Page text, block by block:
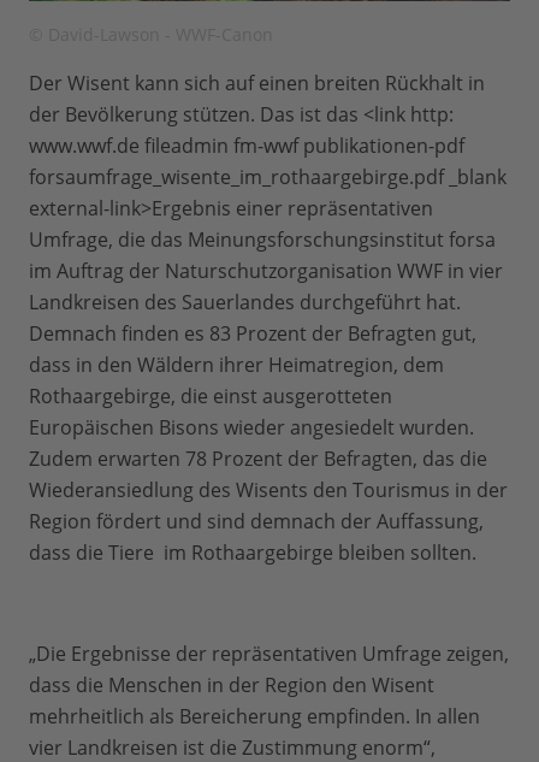
Der Wisent kann sich auf einen breiten Rückhalt in
der Bevölkerung stützen. Das ist das <link http:
www.wwf.de fileadmin fm-wwf publikationen-pdf
forsaumfrage_wisente_im_rothaargebirge.pdf _blank
external-link>Ergebnis einer repräsentativen
Umfrage, die das Meinungsforschungsinstitut forsa
im Auftrag der Naturschutzorganisation WWF in vier
Landkreisen des Sauerlandes durchgeführt hat.
Demnach finden es 83 Prozent der Befragten gut,
dass in den Wäldern ihrer Heimatregion, dem
Rothaargebirge, die einst ausgerotteten
Europäischen Bisons wieder angesiedelt wurden.
Zudem erwarten 78 Prozent der Befragten, das die
Wiederansiedlung des Wisents den Tourismus in der
Region fördert und sind demnach der Auffassung,
dass die Tiere im Rothaargebirge bleiben sollten.
„Die Ergebnisse der repräsentativen Umfrage zeigen,
dass die Menschen in der Region den Wisent
mehrheitlich als Bereicherung empfinden. In allen
vier Landkreisen ist die Zustimmung enorm“,